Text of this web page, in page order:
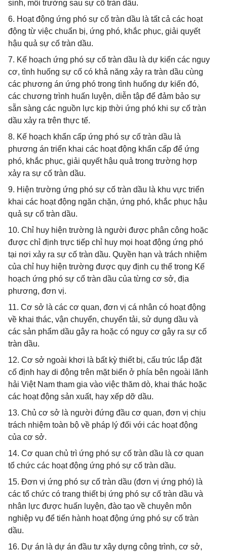
sinh, môi trường sau sự cố tràn dầu.
6. Hoạt động ứng phó sự cố tràn dầu là tất cả các hoạt
động từ việc chuẩn bị, ứng phó, khắc phục, giải quyết
hậu quả sự cố tràn dầu.
7. Kế hoạch ứng phó sự cố tràn dầu là dự kiến các nguy
cơ, tình huống sự cố có khả năng xảy ra tràn dầu cùng
các phương án ứng phó trong tình huống dự kiến đó,
các chương trình huấn luyện, diễn tập để đảm bảo sự
sẵn sàng các nguồn lực kịp thời ứng phó khi sự cố tràn
dầu xảy ra trên thực tế.
8. Kế hoạch khẩn cấp ứng phó sự cố tràn dầu là
phương án triển khai các hoạt động khẩn cấp để ứng
phó, khắc phục, giải quyết hậu quả trong trường hợp
xảy ra sự cố tràn dầu.
9. Hiện trường ứng phó sự cố tràn dầu là khu vực triển
khai các hoạt động ngăn chặn, ứng phó, khắc phục hậu
quả sự cố tràn dầu.
10. Chỉ huy hiện trường là người được phân công hoặc
được chỉ định trực tiếp chỉ huy mọi hoạt động ứng phó
tại nơi xảy ra sự cố tràn dầu. Quyền hạn và trách nhiệm
của chỉ huy hiện trường được quy định cụ thể trong Kế
hoạch ứng phó sự cố tràn dầu của từng cơ sở, địa
phương, đơn vị.
11. Cơ sở là các cơ quan, đơn vị cá nhân có hoạt động
về khai thác, vận chuyển, chuyển tải, sử dụng dầu và
các sản phẩm dầu gây ra hoặc có nguy cơ gây ra sự cố
tràn dầu.
12. Cơ sở ngoài khơi là bất kỳ thiết bị, cấu trúc lắp đặt
cố định hay di động trên mặt biển ở phía bên ngoài lãnh
hải Việt Nam tham gia vào việc thăm dò, khai thác hoặc
các hoạt động sản xuất, hay xếp dỡ dầu.
13. Chủ cơ sở là người đứng đầu cơ quan, đơn vị chịu
trách nhiệm toàn bộ về pháp lý đối với các hoạt động
của cơ sở.
14. Cơ quan chủ trì ứng phó sự cố tràn dầu là cơ quan
tổ chức các hoạt động ứng phó sự cố tràn dầu.
15. Đơn vị ứng phó sự cố tràn dầu (đơn vị ứng phó) là
các tổ chức có trang thiết bị ứng phó sự cố tràn dầu và
nhân lực được huấn luyện, đào tạo về chuyên môn
nghiệp vụ để tiến hành hoạt động ứng phó sự cố tràn
dầu.
16. Dự án là dự án đầu tư xây dựng công trình, cơ sở,